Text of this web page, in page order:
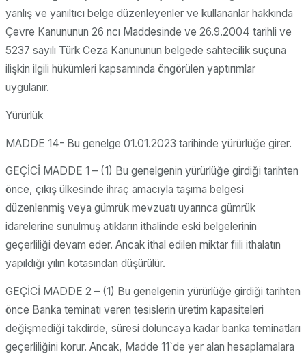
yanlış ve yanıltıcı belge düzenleyenler ve kullananlar hakkında
Çevre Kanununun 26 ncı Maddesinde ve 26.9.2004 tarihli ve
5237 sayılı Türk Ceza Kanununun belgede sahtecilik suçuna
ilişkin ilgili hükümleri kapsamında öngörülen yaptırımlar
uygulanır.
Yürürlük
MADDE 14- Bu genelge 01.01.2023 tarihinde yürürlüğe girer.
GEÇİCİ MADDE 1 – (1) Bu genelgenin yürürlüğe girdiği tarihten
önce, çıkış ülkesinde ihraç amacıyla taşıma belgesi
düzenlenmiş veya gümrük mevzuatı uyarınca gümrük
idarelerine sunulmuş atıkların ithalinde eski belgelerinin
geçerliliği devam eder. Ancak ithal edilen miktar fiili ithalatın
yapıldığı yılın kotasından düşürülür.
GEÇİCİ MADDE 2 – (1) Bu genelgenin yürürlüğe girdiği tarihten
önce Banka teminatı veren tesislerin üretim kapasiteleri
değişmediği takdirde, süresi doluncaya kadar banka teminatları
geçerliliğini korur. Ancak, Madde 11`de yer alan hesaplamalara